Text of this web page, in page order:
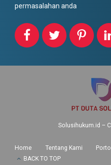
permasalahan anda
Solusihukum.id –
Home Tentang Kami
BACK TO TOP